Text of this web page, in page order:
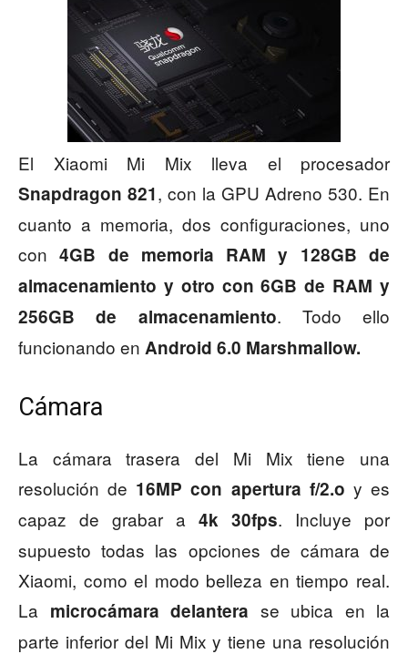
El Xiaomi Mi Mix lleva el procesador
Snapdragon 821, con la GPU Adreno 530. En
cuanto a memoria, dos configuraciones, uno
con4GB de memoria RAM y 128GB de
almacenamiento y otro con 6GB de RAM y
256GB de almacenamiento. Todo ello
funcionando en Android 6.0 Marshmallow.
Cámara
La cámara trasera del Mi Mix tiene una
resolución de 16MP con apertura f/2.o y es
capaz de grabar a 4k 30fps. Incluye por
supuesto todas las opciones de cámara de
Xiaomi, como el modo belleza en tiempo real.
La microcámara delantera se ubica en la
parte inferior del Mi Mix y tiene una resolución